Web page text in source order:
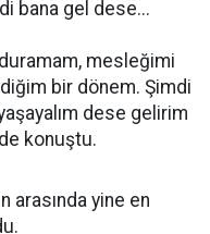
bana gel dese...
duramam, mesleğimi
bir dönem. Şimdi
dese gelirim
konuştu.
arasında yine en